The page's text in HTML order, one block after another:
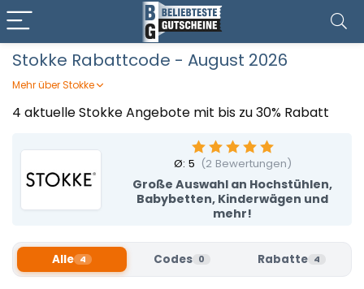
Stokke Rabattcode - August 2026
Mehr über Stokke
Stokke entwickelt hochwertige Produkte für Babys und
Kinder, die Komfort, Funktionalität und skandinavisches
Design verbinden. Das Sortiment umfasst durchdachte
Lösungen für Alltag und Familienleben, die mit eurem Kind
mitwachsen und langfristig genutzt werden können.
Dabei stehen Ergonomie und Qualität im Mittelpunkt. Mit
einem Stokke Rabattcode von Beliebteste Gutscheine
richtet ihr euch stilvoll für den Familienalltag ein und spart
gleichzeitig bei euren Baby- und Kinderprodukten
4 aktuelle Stokke Angebote mit bis zu 30% Rabatt
Große Auswahl an Hochstühlen,
Babybetten, Kinderwägen und
mehr!
Ø: 5 (2Bewertungen)
Alle 4 Codes 0 Rabatte 4